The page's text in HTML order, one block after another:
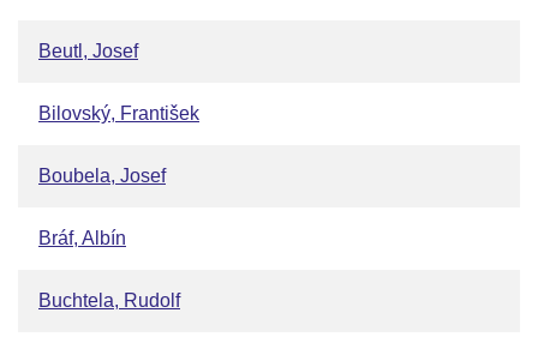
Beutl, Josef
Bilovský, František
Boubela, Josef
Bráf, Albín
Buchtela, Rudolf